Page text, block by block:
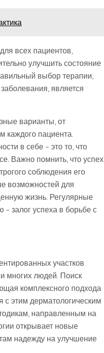
всех пациентов,
улучшить состояние
выбор терапии,
является
варианты, от
каждого пациента.
в себе – это то, что
Важно помнить, что успех
соблюдения его
возможностей для
жизнь. Регулярные
залог успеха в борьбе с
участков
многих людей. Поиск
комплексного подхода
с этим дерматологическим
направленным на
открывает новые
надежду на улучшение